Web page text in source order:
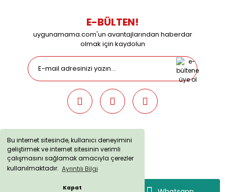
Bu internet sitesinde, kullanıcı deneyimini
geliştirmek ve internet sitesinin verimli
çalışmasını sağlamak amacıyla çerezler
kullanılmaktadır. Ayrıntılı Bilgi
Kapat
E-BÜLTEN!
uygunamama.com'un avantajlarından haberdar
olmak için kaydolun
uygunamama.com © 2019 - Tüm Hakları Saklıdır. Kredi kartı
bilgileriniz 256bit SSL sertifikası ile korunmaktadır.